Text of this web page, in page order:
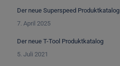
Der neue Superspeed Produktkatalog
7. April 2025
Der neue T-Tool Produktkatalog
5. Juli 2021